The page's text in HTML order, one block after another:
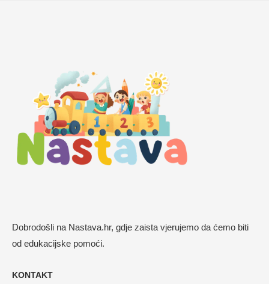
Dobrodošli na Nastava.hr, gdje zaista vjerujemo da ćemo biti
od edukacijske pomoći.
KONTAKT